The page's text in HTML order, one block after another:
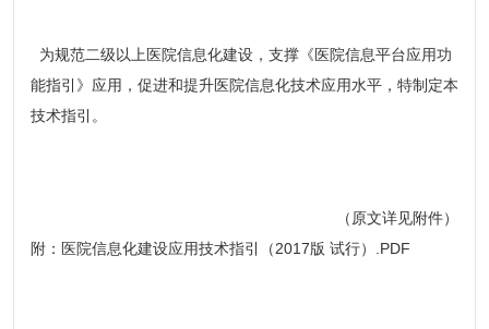
为规范二级以上医院信息化建设，支撑《医院信息平台应用功
能指引》应用，促进和提升医院信息化技术应用水平，特制定本
技术指引。
（原文详见附件）
附： 医院信息化建设应用技术指引（2017版 试行）.PDF